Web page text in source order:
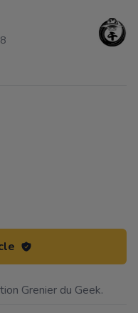
Grenier du Geek.